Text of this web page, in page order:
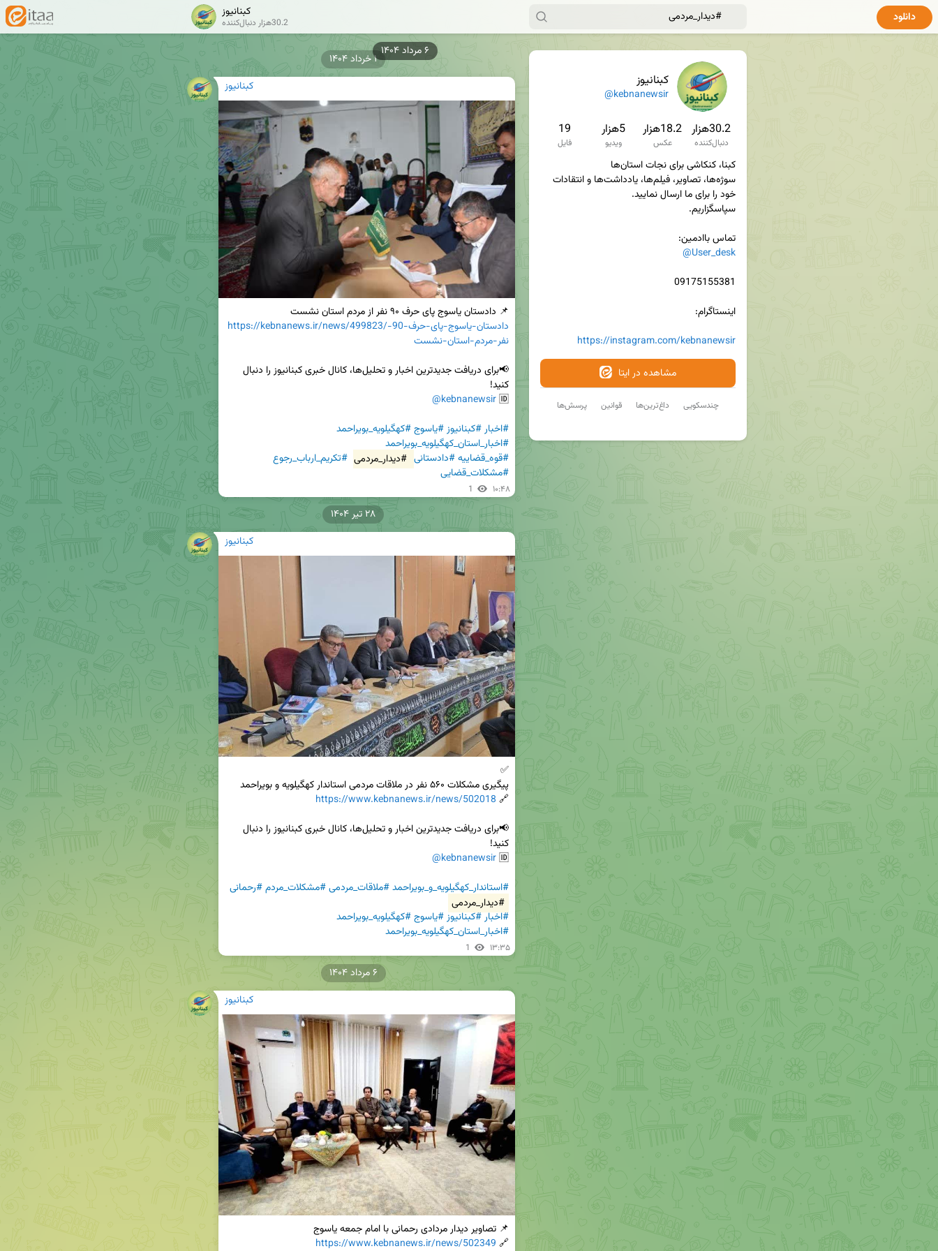
کبنانیوز
@kebnanewsir
30.2هزار
دنبال‌کننده
18.2هزار
عکس
5هزار
ویدیو
19
فایل
تماس باادمین‌:
@User_desk
https://instagram.com/kebnanewsir
مشاهده در ایتا
پرسش‌ها قوانین داغ‌ترین‌ها چندسکویی
کبنانیوز
30.2هزار دنبال‌کننده دانلود
کبنانیوز
📌 دادستان یاسوج پای حرف ۹۰ نفر از مردم استان نشست
https://kebnanews.ir/news/499823/دادستان-یاسوج-پای-حرف-90-
نفر-مردم-استان-نشست
🆔
@kebnanewsir
#اخبار#کبنانیوز#یاسوج#کهگیلویه_بویراحمد
#اخبار_استان_کهگیلویه_بویراحمد
#قوه_قضاییه#دادستانی #دیدار_مردمی #تکریم_ارباب_رجوع
#مشکلات_قضایی
1 ۱۰:۴۸
۱ خرداد ۱۴۰۴
کبنانیوز
🔗
https://www.kebnanews.ir/news/502018
🆔
@kebnanewsir
#استاندار_کهگیلویه_و_بویراحمد#ملاقات_مردمی#مشکلات_مردم#رحمانی
#دیدار_مردمی
#اخبار#کبنانیوز#یاسوج#کهگیلویه_بویراحمد
#اخبار_استان_کهگیلویه_بویراحمد
1 ۱۳:۳۵
۲۸ تیر ۱۴۰۴
کبنانیوز
🔗
https://www.kebnanews.ir/news/502349
۶ مرداد ۱۴۰۴